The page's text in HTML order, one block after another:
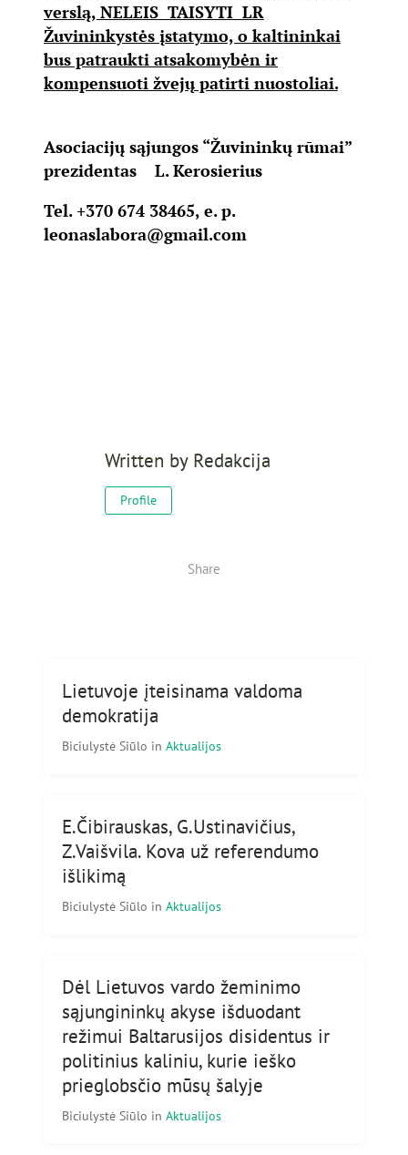
verslą, NELEIS TAISYTI LR
Žuvininkystės įstatymo, o kaltininkai
bus patraukti atsakomybėn ir
kompensuoti žvejų patirti nuostoliai.
Asociacijų sąjungos “Žuvininkų rūmai”
prezidentas L. Kerosierius
Tel. +370 674 38465, e. p.
leonaslabora@gmail.com
Written by Redakcija
Profile
Share
Lietuvoje įteisinama valdoma
demokratija
Biciulystė Siūlo in Aktualijos
E.Čibirauskas, G.Ustinavičius,
Z.Vaišvila. Kova už referendumo
išlikimą
Biciulystė Siūlo in Aktualijos
Dėl Lietuvos vardo žeminimo
sąjungininkų akyse išduodant
režimui Baltarusijos disidentus ir
politinius kaliniu, kurie ieško
prieglobsčio mūsų šalyje
Biciulystė Siūlo in Aktualijos